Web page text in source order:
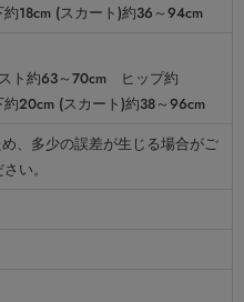
18cm (スカート)約36～94cm
ト約63～70cm ヒップ約
20cm (スカート)約38～96cm
、多少の誤差が生じる場合がご
い。